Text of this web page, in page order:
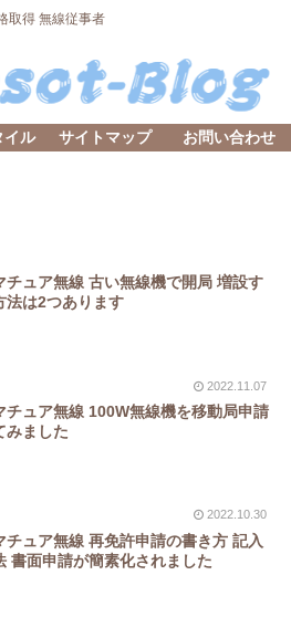
取得 無線従事者
イル サイトマップ お問い合わせ
チュア無線 古い無線機で開局 増設す
法は2つあります
2022.11.07
チュア無線 100W無線機を移動局申請
みました
2022.10.30
チュア無線 再免許申請の書き方 記入
書面申請が簡素化されました